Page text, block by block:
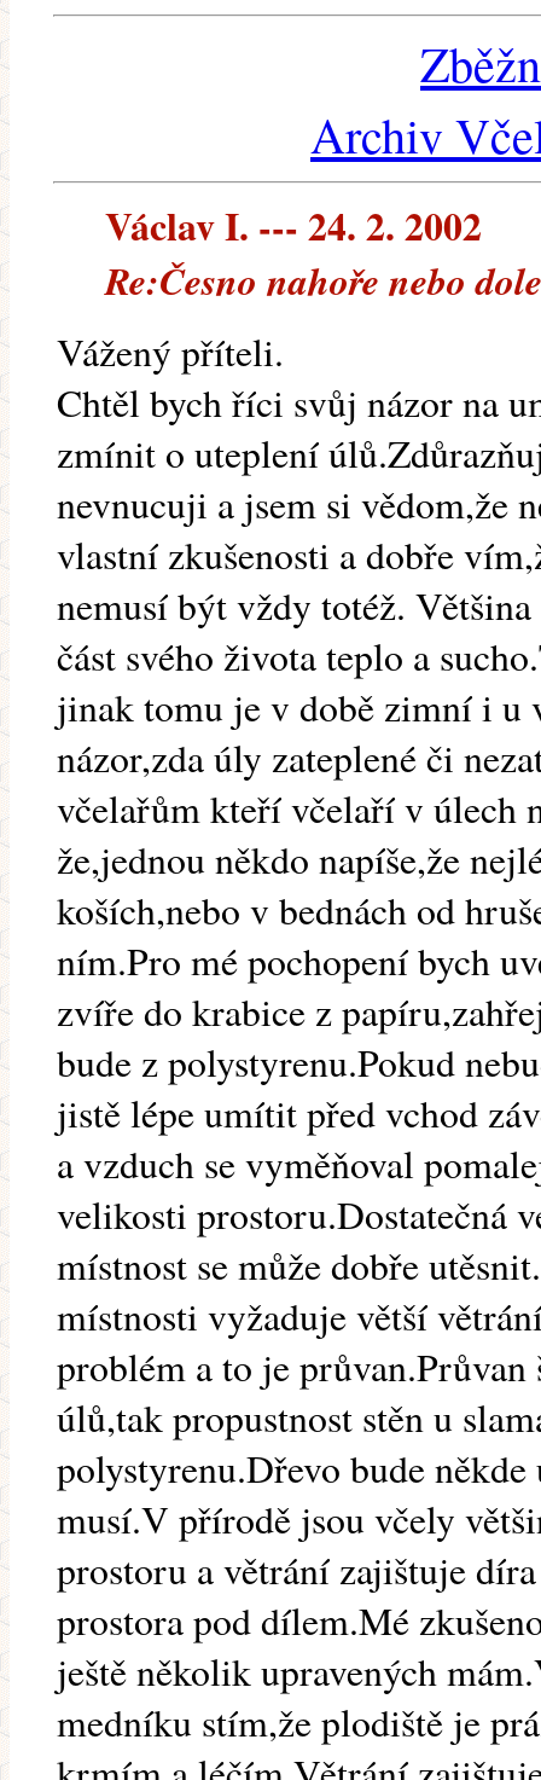
Archiv
Václav I. --- 24. 2. 2002
Re:Česno nahoře nebo
Vážený příteli.
Chtěl bych říci svůj názor na
zmínit o uteplení
nevnucuji a jsem si vědom,že
vlastní zkušenosti a dobře
nemusí být vždy totéž.
část svého života teplo a
jinak tomu je v době zimní i u
názor,zda úly zateplené či
včelařům kteří včelaří v úlech
že,jednou někdo napíše,že
koších,nebo v bednách od
ním.Pro mé pochopení bych
zvíře do krabice z
bude z polystyrenu.Pokud
jistě lépe umítit před vchod
a vzduch se vyměňoval
velikosti prostoru.Dostatečná
místnost se může dobře
místnosti vyžaduje větší
problém a to je
úlů,tak propustnost stěn u
polystyrenu.Dřevo bude
musí.V přírodě jsou včely
prostoru a větrání zajištuje
prostora pod dílem.Mé
ještě několik upravených
medníku stím,že plodiště je